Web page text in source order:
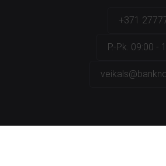
+371
P.-Pk. 09:00 -